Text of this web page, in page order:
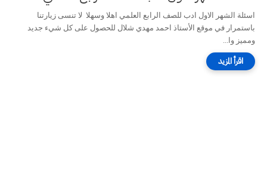
اسئلة الشهر الاول ادب للصف الرابع العلمي اهلا وسهلا لا تنسى زيارتنا
باستمرار في موقع الأستاذ احمد مهدي شلال للحصول على كل شيء جديد
ومميز وا...